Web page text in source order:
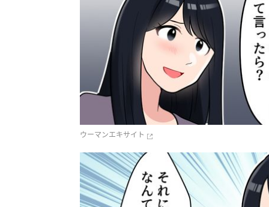
ウーマンエキサイト